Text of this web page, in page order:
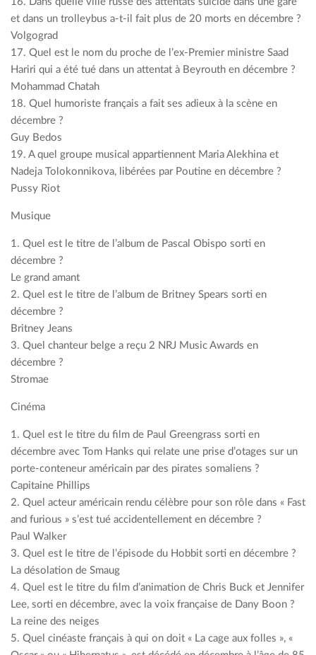
et dans un trolleybus a-t-il fait plus de 20 morts en décembre ?
Volgograd
17. Quel est le nom du proche de l’ex-Premier ministre Saad
Hariri qui a été tué dans un attentat à Beyrouth en décembre ?
Mohammad Chatah
18. Quel humoriste français a fait ses adieux à la scène en
décembre ?
Guy Bedos
19. A quel groupe musical appartiennent Maria Alekhina et
Nadeja Tolokonnikova, libérées par Poutine en décembre ?
Pussy Riot
Musique
1. Quel est le titre de l’album de Pascal Obispo sorti en
décembre ?
Le grand amant
2. Quel est le titre de l’album de Britney Spears sorti en
décembre ?
Britney Jeans
3. Quel chanteur belge a reçu 2 NRJ Music Awards en
décembre ?
Stromae
Cinéma
1. Quel est le titre du film de Paul Greengrass sorti en
décembre avec Tom Hanks qui relate une prise d’otages sur un
porte-conteneur américain par des pirates somaliens ?
Capitaine Phillips
2. Quel acteur américain rendu célèbre pour son rôle dans « Fast
and furious » s’est tué accidentellement en décembre ?
Paul Walker
3. Quel est le titre de l’épisode du Hobbit sorti en décembre ?
La désolation de Smaug
4. Quel est le titre du film d’animation de Chris Buck et Jennifer
Lee, sorti en décembre, avec la voix française de Dany Boon ?
La reine des neiges
5. Quel cinéaste français à qui on doit « La cage aux folles », «